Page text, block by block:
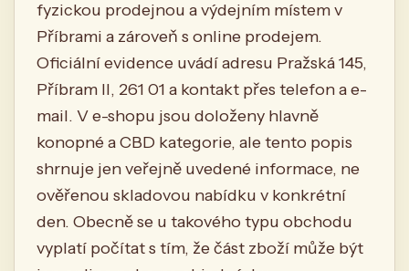
fyzickou prodejnou a výdejním místem v
Příbrami a zároveň s online prodejem.
Oficiální evidence uvádí adresu Pražská 145,
Příbram II, 261 01 a kontakt přes telefon a e-
mail. V e-shopu jsou doloženy hlavně
konopné a CBD kategorie, ale tento popis
shrnuje jen veřejně uvedené informace, ne
ověřenou skladovou nabídku v konkrétní
den. Obecně se u takového typu obchodu
vyplatí počítat s tím, že část zboží může být